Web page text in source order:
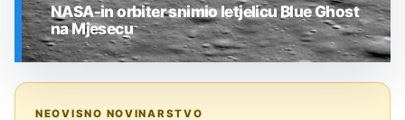
NASA-in orbiter snimio letjelicu Blue Ghost
na Mjesecu
NEOVISNO NOVINARSTVO